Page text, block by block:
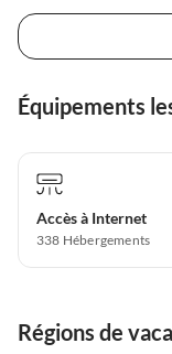
Équipements
Accès à Internet
338 Hébergements
Régions de